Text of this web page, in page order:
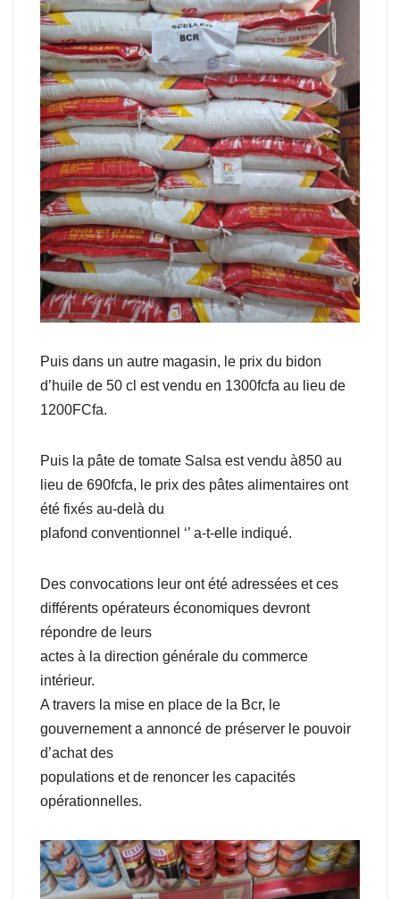
Puis dans un autre magasin, le prix du bidon
d’huile de 50 cl est vendu en 1300fcfa au lieu de
1200FCfa.
Puis la pâte de tomate Salsa est vendu à850 au
lieu de 690fcfa, le prix des pâtes alimentaires ont
été fixés au-delà du
plafond conventionnel ‘’ a-t-elle indiqué.
Des convocations leur ont été adressées et ces
différents opérateurs économiques devront
répondre de leurs
actes à la direction générale du commerce
intérieur.
A travers la mise en place de la Bcr, le
gouvernement a annoncé de préserver le pouvoir
d’achat des
populations et de renoncer les capacités
opérationnelles.